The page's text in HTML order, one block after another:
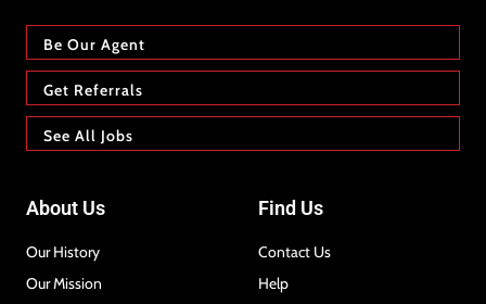
Be Our Agent
Get Referrals
See All Jobs
About Us
Our History
Our Mission
Find Us
Contact Us
Help